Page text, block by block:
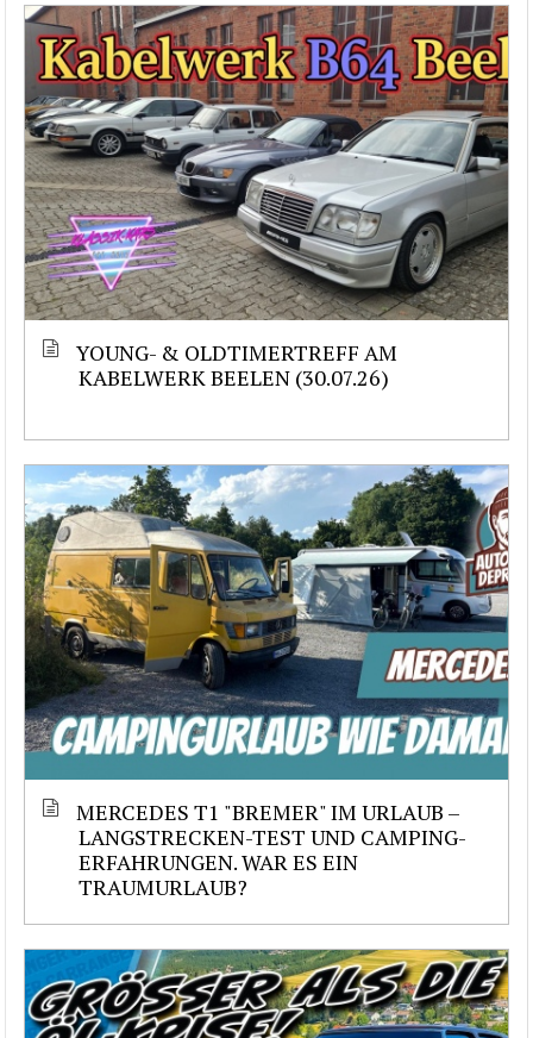
YOUNG- & OLDTIMERTREFF AM
KABELWERK BEELEN (30.07.26)
MERCEDES T1 "BREMER" IM URLAUB –
LANGSTRECKEN-TEST UND CAMPING-
ERFAHRUNGEN. WAR ES EIN
TRAUMURLAUB?